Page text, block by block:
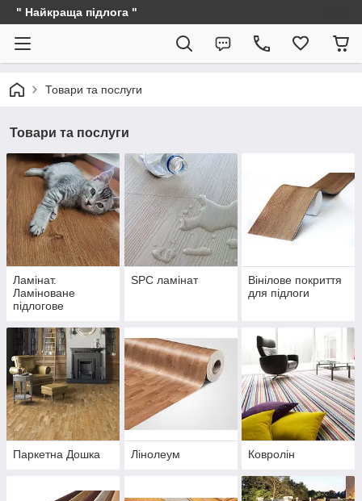
" Найкраща підлога "
Товари та послуги
Товари та послуги
Ламінат.
Ламіноване
підлогове
SPC ламінат
Вінілове покриття
для підлоги
Паркетна Дошка Лінолеум Ковролін